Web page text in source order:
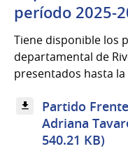
período 2025-
Tiene disponible los
departamental de
presentados hasta la
Partido
Adriana
540.21 KB)